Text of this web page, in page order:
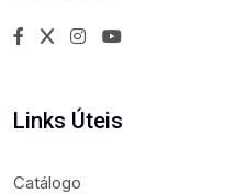
Links Úteis
Catálogo